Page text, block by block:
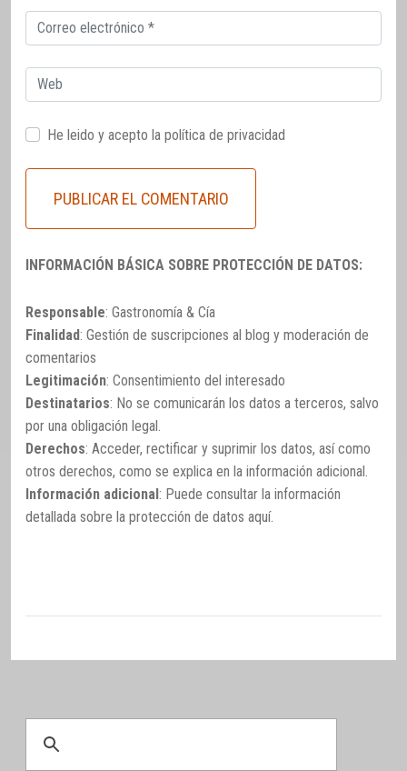
Correo
electrónico
Web
He leido y acepto la política de privacidad
INFORMACIÓN BÁSICA SOBRE PROTECCIÓN DE DATOS:
Responsable: Gastronomía & Cía
Finalidad: Gestión de suscripciones al blog y moderación de
comentarios
Legitimación: Consentimiento del interesado
Destinatarios: No se comunicarán los datos a terceros, salvo
por una obligación legal.
Derechos: Acceder, rectificar y suprimir los datos, así como
otros derechos, como se explica en la información adicional.
Información adicional : Puede consultar la información
detallada sobre la protección de datos aquí.